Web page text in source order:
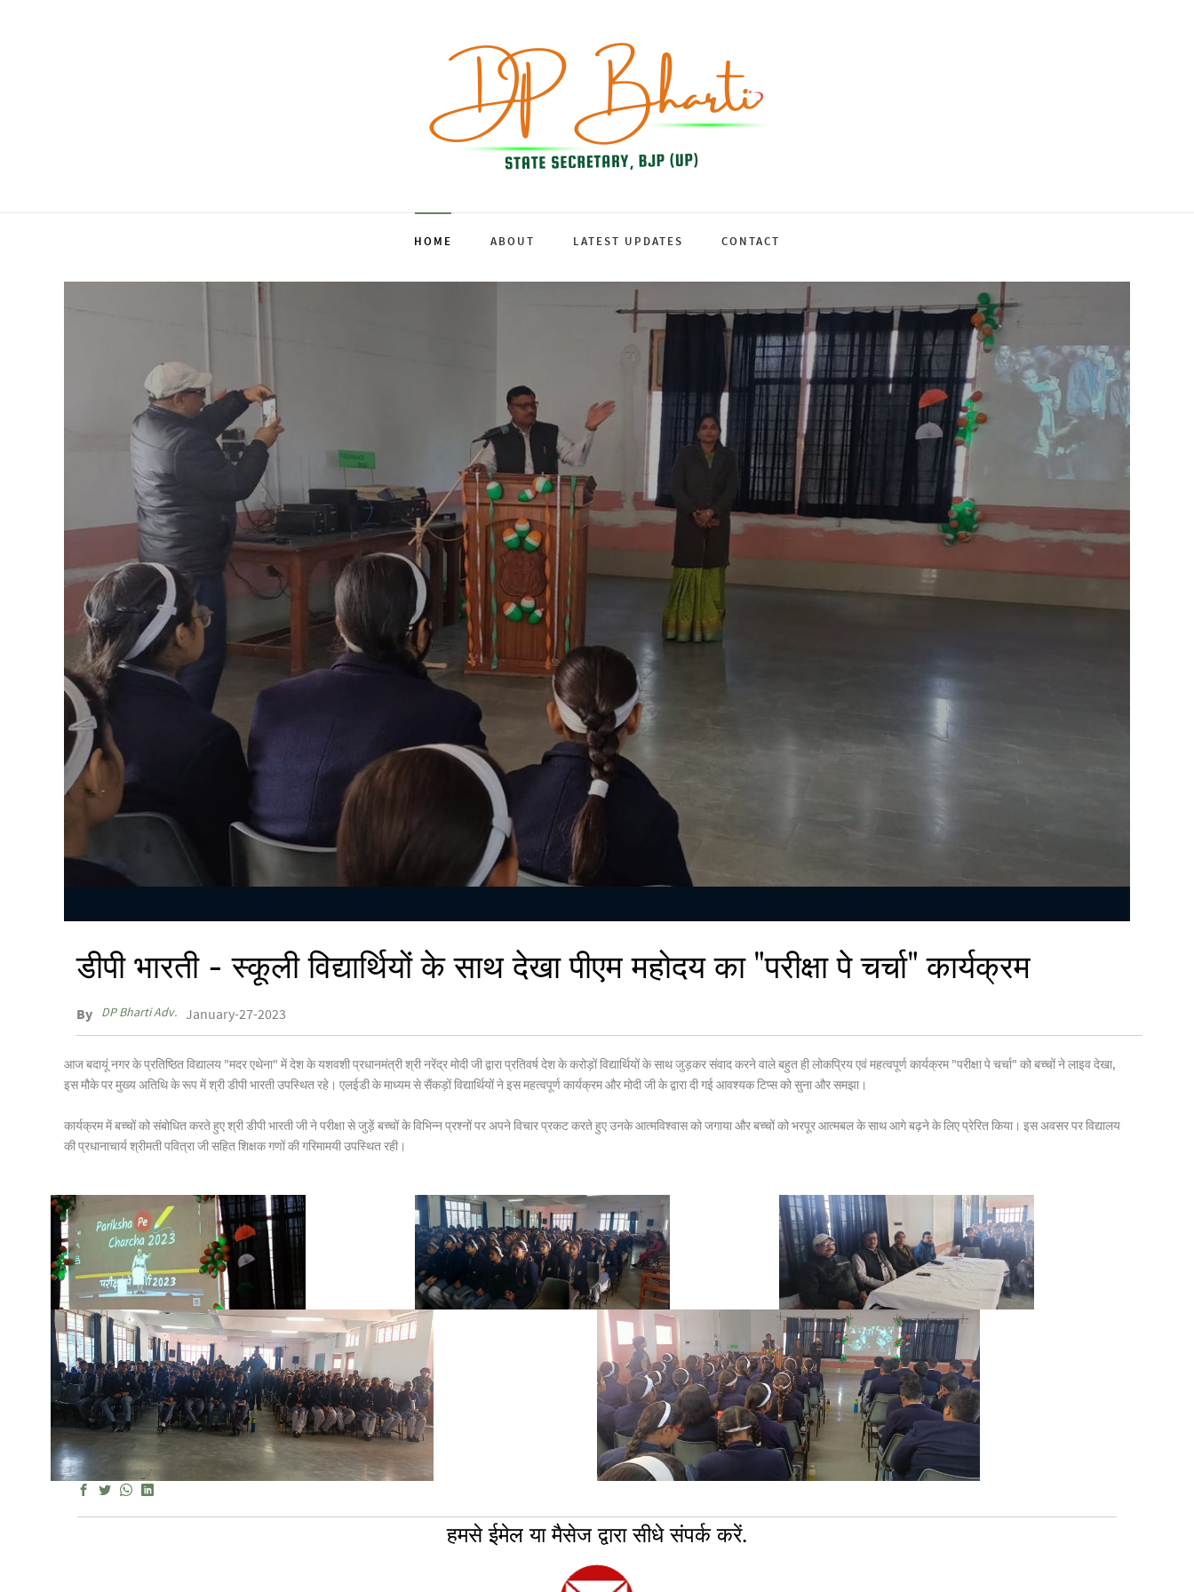
HOME ABOUT LATEST UPDATES CONTACT
डीपी भारती - स्कूली विद्यार्थियों के साथ देखा पीएम महोदय का "परीक्षा पे चर्चा" कार्यक्रम
By DP Bharti Adv. January-27-2023
आज बदायूं नगर के प्रतिष्ठित विद्यालय "मदर एथेना" में देश के यशवशी प्रधानमंत्री श्री नरेंद्र मोदी जी द्वारा प्रतिवर्ष देश के करोड़ों विद्यार्थियों के साथ जुड़कर संवाद करने वाले बहुत ही लोकप्रिय एवं महत्वपूर्ण कार्यक्रम "परीक्षा पे चर्चा" को बच्चों ने लाइव देखा,
इस मौके पर मुख्य अतिथि के रूप में श्री डीपी भारती उपस्थित रहे। एलईडी के माध्यम से सैंकड़ों विद्यार्थियों ने इस महत्वपूर्ण कार्यक्रम और मोदी जी के द्वारा दी गई आवश्यक टिप्स को सुना और समझा।
कार्यक्रम में बच्चों को संबोधित करते हुए श्री डीपी भारती जी ने परीक्षा से जुड़ें बच्चों के विभिन्न प्रश्नों पर अपने विचार प्रकट करते हुए उनके आत्मविश्वास को जगाया और बच्चों को भरपूर आत्मबल के साथ आगे बढ़ने के लिए प्रेरित किया। इस अवसर पर विद्यालय
की प्रधानाचार्य श्रीमती पवित्रा जी सहित शिक्षक गणों की गरिमामयी उपस्थित रही।
हमसे ईमेल या मैसेज द्वारा सीधे संपर्क करें.